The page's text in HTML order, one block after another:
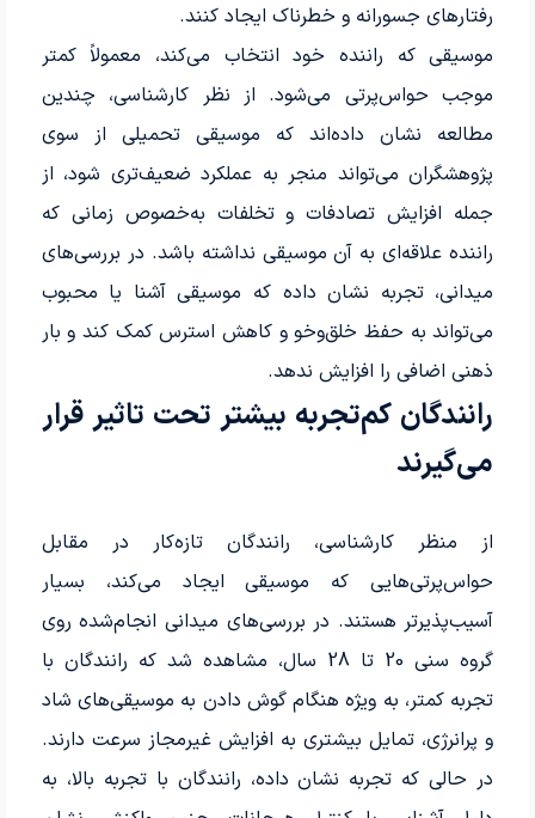
رفتارهای جسورانه و خطرناک ایجاد کنند.
موسیقی که راننده خود انتخاب می‌کند، معمولاً کمتر
موجب حواس‌پرتی می‌شود. از نظر کارشناسی، چندین
مطالعه نشان داده‌اند که موسیقی تحمیلی از سوی
پژوهشگران می‌تواند منجر به عملکرد ضعیف‌تری شود، از
جمله افزایش تصادفات و تخلفات به‌خصوص زمانی که
راننده علاقه‌ای به آن موسیقی نداشته باشد. در بررسی‌های
میدانی، تجربه نشان داده که موسیقی آشنا یا محبوب
می‌تواند به حفظ خلق‌وخو و کاهش استرس کمک کند و بار
ذهنی اضافی را افزایش ندهد.
رانندگان کم‌تجربه بیشتر تحت تاثیر قرار
می‌گیرند
از منظر کارشناسی، رانندگان تازه‌کار در مقابل
حواس‌پرتی‌هایی که موسیقی ایجاد می‌کند، بسیار
آسیب‌پذیرتر هستند. در بررسی‌های میدانی انجام‌شده روی
گروه سنی 20 تا 28 سال، مشاهده شد که رانندگان با
تجربه کمتر، به ویژه هنگام گوش دادن به موسیقی‌های شاد
و پرانرژی، تمایل بیشتری به افزایش غیرمجاز سرعت دارند.
در حالی که تجربه نشان داده، رانندگان با تجربه بالا، به